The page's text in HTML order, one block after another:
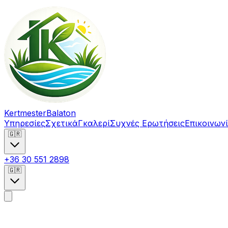
KertmesterBalaton
ΥπηρεσίεςΣχετικάΓκαλερίΣυχνές Ερωτήσεις
🇬🇷
+36 30 551 2898
🇬🇷